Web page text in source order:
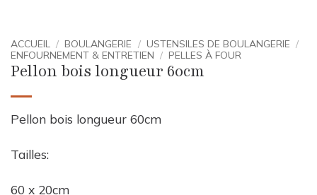
ACCUEIL / BOULANGERIE / USTENSILES DE BOULANGERIE /
ENFOURNEMENT & ENTRETIEN / PELLES À FOUR
Pellon bois longueur 60cm
Pellon bois longueur 60cm
Tailles:
60 x 20cm